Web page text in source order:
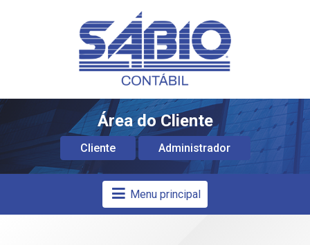
Área do Cliente
Cliente Administrador
Menu principal